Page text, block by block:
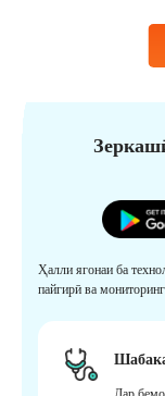
Ҳалли ягонаи ба
пайгирӣ ва